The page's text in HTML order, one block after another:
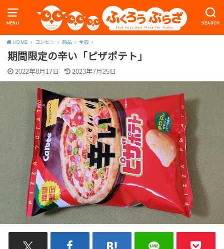
MENU SEARCH
HOME コンビニ 商品 全般
期間限定の辛い「ピザポテト」
2022年8月17日 2023年7月25日